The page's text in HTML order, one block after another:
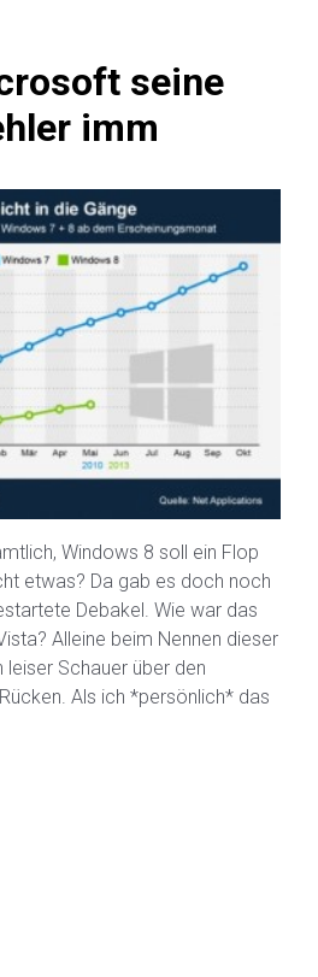
seine
imm
Windows 8 soll ein Flop
etwas? Da gab es doch noch
Debakel. Wie war das
Alleine beim Nennen dieser
Schauer über den
Als ich *persönlich* das